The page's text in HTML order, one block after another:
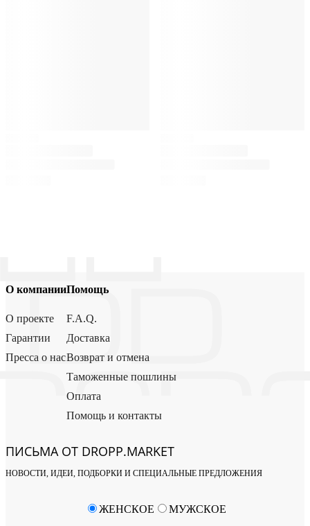
О компании
О проекте
Гарантии
Пресса о нас
Помощь
F.A.Q.
Доставка
Возврат и отмена
Таможенные пошлины
Оплата
Помощь и контакты
ПИСЬМА ОТ DROPP.MARKET
НОВОСТИ, ИДЕИ, ПОДБОРКИ И СПЕЦИАЛЬНЫЕ ПРЕДЛОЖЕНИЯ
ЖЕНСКОЕ МУЖСКОЕ